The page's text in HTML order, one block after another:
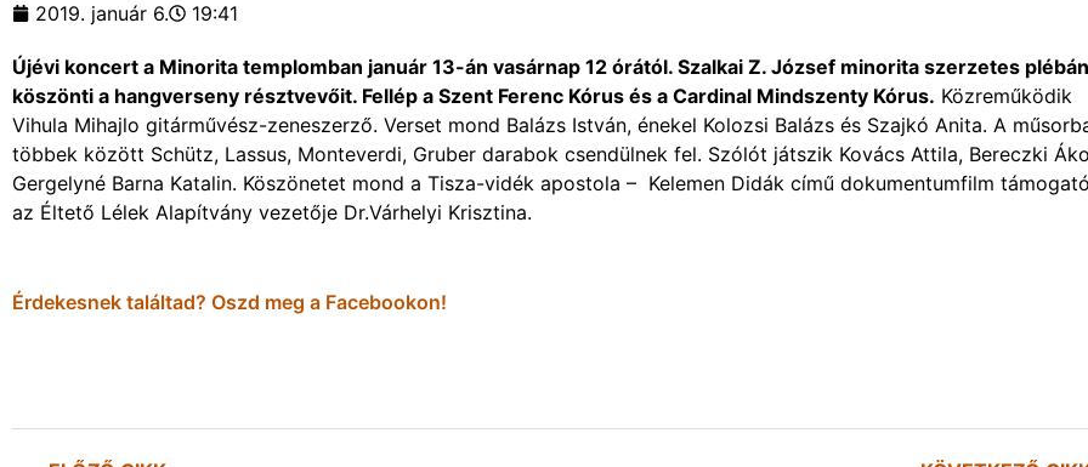
2019. január 6. 19:41
Újévi koncert a Minorita templomban január 13-án vasárnap 12 órától. Szalkai Z. József minorita szerzetes
köszönti a hangverseny résztvevőit. Fellép a Szent Ferenc Kórus és a Cardinal Mindszenty Kórus. Közreműködik
Vihula Mihajlo gitárművész-zeneszerző. Verset mond Balázs István, énekel Kolozsi Balázs és Szajkó Anita. A
többek között Schütz, Lassus, Monteverdi, Gruber darabok csendülnek fel. Szólót játszik Kovács Attila, Bereczki
Gergelyné Barna Katalin. Köszönetet mond a Tisza-vidék apostola – Kelemen Didák című dokumentumfilm
az Éltető Lélek Alapítvány vezetője Dr.Várhelyi Krisztina.
Érdekesnek találtad? Oszd meg a Facebookon!